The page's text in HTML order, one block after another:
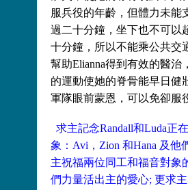
服兵役的年齡，但體力未能
過二十分鐘，坐下也不可以
十分鐘，所以不能乘公共交
幫助Elianna得到有效的醫治
的運動使她的脊骨能早日健
軍隊眼前蒙恩，可以免卻服
求主記念Randall和Luda正
象：Avi，Zion 和Hana 及他
主祝福兩位同工和福音對象
們力量活出主的愛心; 更求